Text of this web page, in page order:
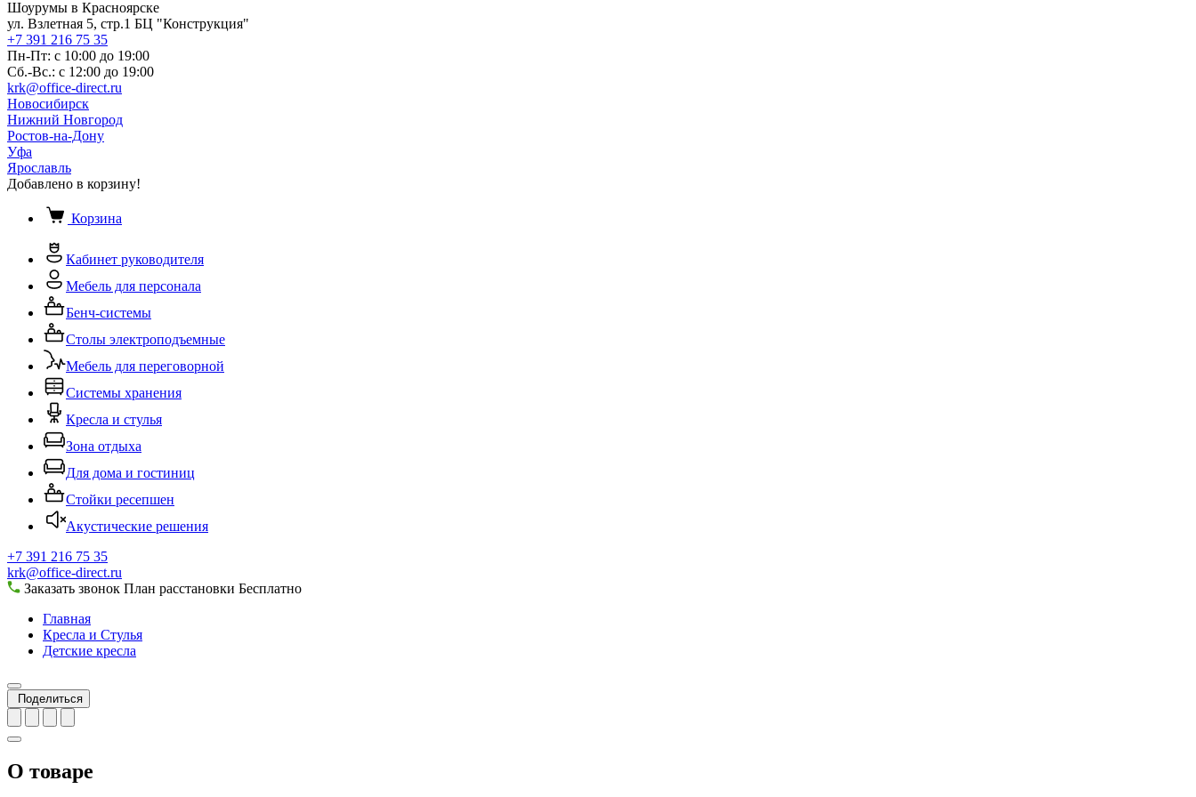
Шоурумы в Красноярске
ул. Взлетная 5, стр.1 БЦ "Конструкция"
+7 391 216 75 35
Пн-Пт: с 10:00 до 19:00
Сб.-Вс.: с 12:00 до 19:00
krk@office-direct.ru
Новосибирск
Нижний Новгород
Ростов-на-Дону
Уфа
Ярославль
Добавлено в корзину!
Корзина
Кабинет руководителя
Мебель для персонала
Бенч-системы
Столы электроподъемные
Мебель для переговорной
Системы хранения
Кресла и стулья
Зона отдыха
Для дома и гостиниц
Стойки ресепшен
Акустические решения
+7 391 216 75 35
krk@office-direct.ru
Заказать звонок План расстановки Бесплатно
Главная
Кресла и Стулья
Детские кресла
Поделиться
О товаре